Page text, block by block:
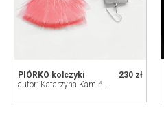
230 zł
PIÓRKO kolczyki
autor: Katarzyna Kamińska - ART